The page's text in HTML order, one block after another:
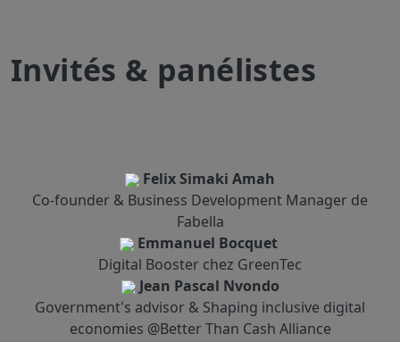
Marketeur, représentante du constructeur TAIMES au
Sénégal
Invités & panélistes
Felix Simaki Amah
Co-founder & Business Development Manager de
Fabella
Emmanuel Bocquet
Digital Booster chez GreenTec
Jean Pascal Nvondo
Government's advisor & Shaping inclusive digital
economies @Better Than Cash Alliance